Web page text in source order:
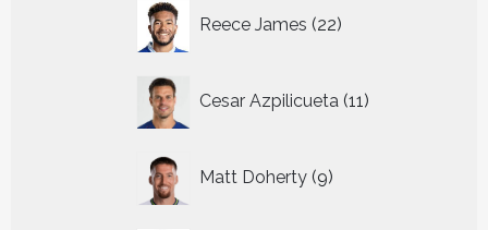
Reece James 22
producten
Cesar Azpilicueta 11
producten
Matt Doherty 9
producten